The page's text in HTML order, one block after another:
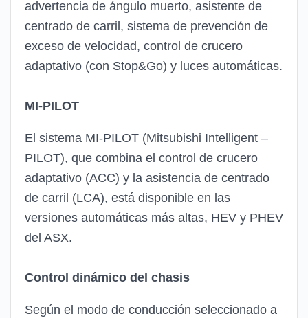
advertencia de ángulo muerto, asistente de
centrado de carril, sistema de prevención de
exceso de velocidad, control de crucero
adaptativo (con Stop&Go) y luces automáticas.
MI-PILOT
El sistema MI-PILOT (Mitsubishi Intelligent –
PILOT), que combina el control de crucero
adaptativo (ACC) y la asistencia de centrado
de carril (LCA), está disponible en las
versiones automáticas más altas, HEV y PHEV
del ASX.
Control dinámico del chasis
Según el modo de conducción seleccionado a